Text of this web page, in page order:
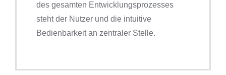
des gesamten Entwicklungsprozesses
steht der Nutzer und die intuitive
Bedienbarkeit an zentraler Stelle.